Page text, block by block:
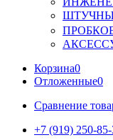
Корзина0
Отложенные0
Сравнение
+7 (919) 250-